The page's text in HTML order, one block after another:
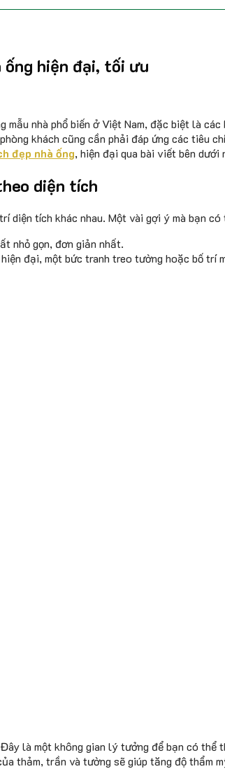
hiện đại, tối ưu
mẫu nhà phổ biến ở Việt Nam, đặc biệt là
khách cũng cần phải đáp ứng các tiêu
đẹp nhà ống, hiện đại qua bài viết bên dưới
diện tích
diện tích khác nhau. Một vài gợi ý mà bạn
nhỏ gọn, đơn giản nhất.
đại, một bức tranh treo tường hoặc bố trí
là một không gian lý tưởng để bạn có thể
thảm, trần và tường sẽ giúp tăng độ thẩm